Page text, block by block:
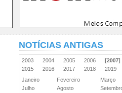
NOTÍCIAS ANTIGAS
2003 2004 2005 2006
[2007]
2015
2016 2017 2018
2019
Janeiro
Fevereiro
Março
Julho
Agosto